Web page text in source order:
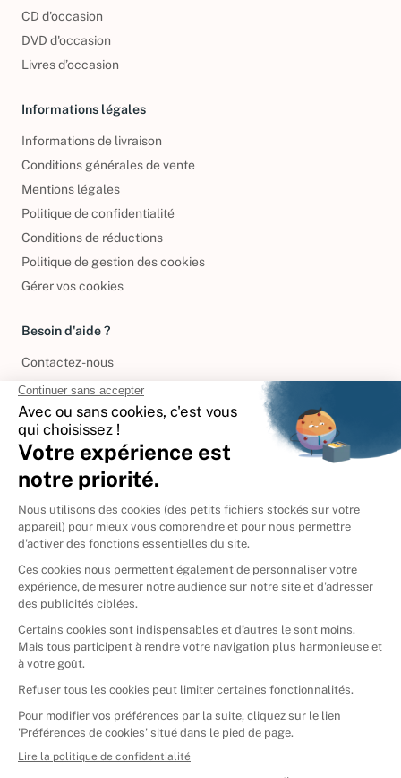
CD d'occasion
DVD d'occasion
Livres d’occasion
Informations légales
Informations de livraison
Conditions générales de vente
Mentions légales
Politique de confidentialité
Conditions de réductions
Politique de gestion des cookies
Gérer vos cookies
Besoin d'aide ?
Contactez-nous
International
🇪🇸Espagne
🇮🇹Italie
Donner vos livres